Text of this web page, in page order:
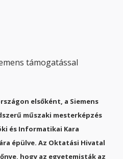
támogatással
elsőként, a Siemens
műszaki mesterképzés
és Informatikai Kara
épülve. Az Oktatási Hivatal
hogy az egyetemisták az